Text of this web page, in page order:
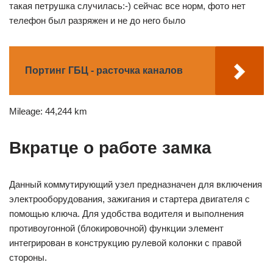
такая петрушка случилась:-) сейчас все норм, фото нет
телефон был разряжен и не до него было
Портинг ГБЦ - расточка каналов
Mileage: 44,244 km
Вкратце о работе замка
Данный коммутирующий узел предназначен для включения
электрооборудования, зажигания и стартера двигателя с
помощью ключа. Для удобства водителя и выполнения
противоугонной (блокировочной) функции элемент
интегрирован в конструкцию рулевой колонки с правой
стороны.